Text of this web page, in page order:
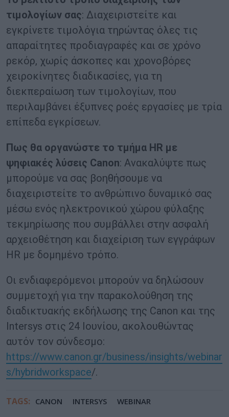
τιμολογίων σας: Διαχειριστείτε και
εγκρίνετε τιμολόγια τηρώντας όλες τις
απαραίτητες προδιαγραφές και σε χρόνο
ρεκόρ, χωρίς άσκοπες και χρονοβόρες
χειροκίνητες διαδικασίες, για τη
διεκπεραίωση των τιμολογίων, που
περιλαμβάνει έξυπνες ροές εργασίες με τρία
επίπεδα εγκρίσεων.
Πως θα οργανώστε το τμήμα HR με
ψηφιακές λύσεις Canon: Ανακαλύψτε πως
μπορούμε να σας βοηθήσουμε να
διαχειριστείτε το ανθρώπινο δυναμικό σας
μέσω ενός ηλεκτρονικού χώρου φύλαξης
τεκμηρίωσης που συμβάλλει στην ασφαλή
αρχειοθέτηση και διαχείριση των εγγράφων
HR με δομημένο τρόπο.
Οι ενδιαφερόμενοι μπορούν να δηλώσουν
συμμετοχή για την παρακολούθηση της
διαδικτυακής εκδήλωσης της Canon και της
Intersys στις 24 Ιουνίου, ακολουθώντας
αυτόν τον σύνδεσμο:
https://www.canon.gr/business/insights/webinar
s/hybridworkspace/.
TAGS: CANON INTERSYS WEBINAR